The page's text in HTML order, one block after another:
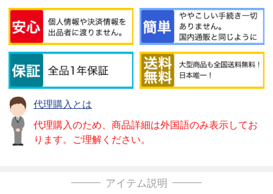
代理購入とは
代理購入のため、商品詳細は外国語のみ表示してお
ります。ご理解ください。
アイテム説明